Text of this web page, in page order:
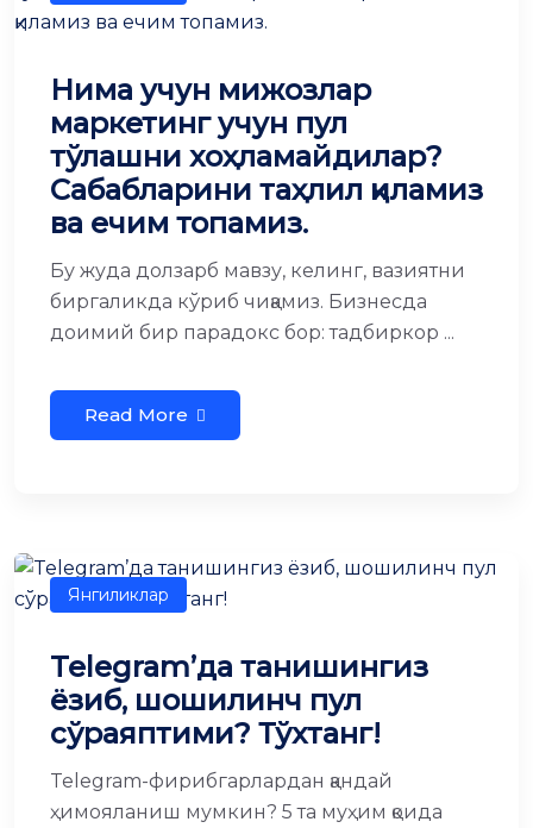
Нима учун мижозлар
маркетинг учун пул
тўлашни хоҳламайдилар?
Сабабларини таҳлил қиламиз
ва ечим топамиз.
Бу жуда долзарб мавзу, келинг, вазиятни
биргаликда кўриб чиқамиз. Бизнесда
доимий бир парадокс бор: тадбиркор ...
Read More
Янгиликлар
Telegram’да танишингиз
ёзиб, шошилинч пул
сўраяптими? Тўхтанг!
Telegram-фирибгарлардан қандай
ҳимояланиш мумкин? 5 та муҳим қоида